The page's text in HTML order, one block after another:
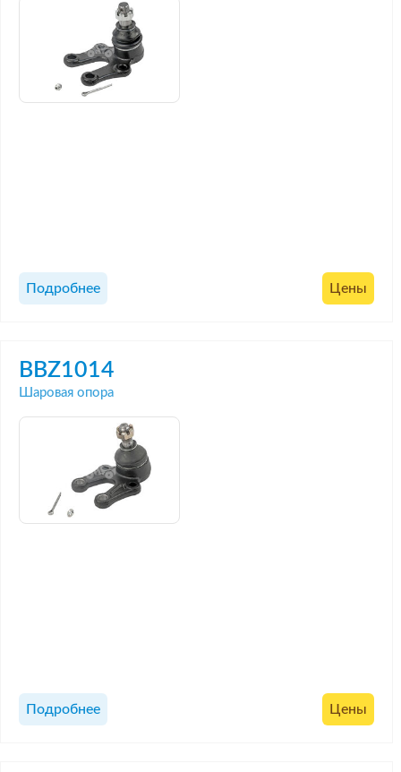
Подробнее Цены
BBZ1014
Шаровая опора
Подробнее Цены